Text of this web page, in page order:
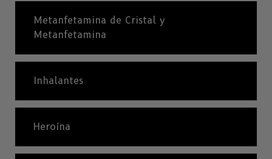
Metanfetamina de Cristal y
Metanfetamina
Inhalantes
Heroína